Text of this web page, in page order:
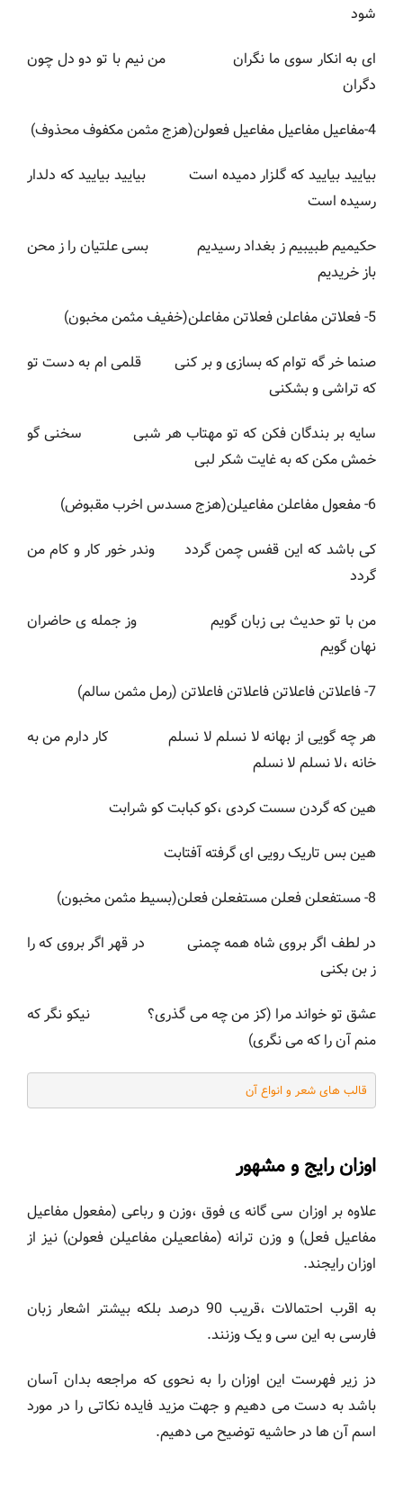
شود
ای به انکار سوی ما نگران من نیم با تو دو دل چون
دگران
4-مفاعیل مفاعیل مفاعیل فعولن(هزج مثمن مکفوف محذوف)
بیایید بیایید که گلزار دمیده است بیایید بیایید که دلدار
رسیده است
حکیمیم طبیبیم ز بغداد رسیدیم بسی علتیان را ز محن
باز خریدیم
5- فعلاتن مفاعلن فعلاتن مفاعلن(خفیف مثمن مخبون)
صنما خر گه توام که بسازی و بر کنی قلمی ام به دست تو
که تراشی و بشکنی
سایه بر بندگان فکن که تو مهتاب هر شبی سخنی گو
خمش مکن که به غایت شکر لبی
6- مفعول مفاعلن مفاعیلن(هزج مسدس اخرب مقبوض)
کی باشد که این قفس چمن گردد وندر خور کار و کام من
گردد
من با تو حدیث بی زبان گویم وز جمله ی حاضران
نهان گویم
7- فاعلاتن فاعلاتن فاعلاتن فاعلاتن (رمل مثمن سالم)
هر چه گویی از بهانه لا نسلم لا نسلم کار دارم من به
خانه ،لا نسلم لا نسلم
هین که گردن سست کردی ،کو کبابت کو شرابت
هین بس تاریک رویی ای گرفته آفتابت
8- مستفعلن فعلن مستفعلن فعلن(بسیط مثمن مخبون)
در لطف اگر بروی شاه همه چمنی در قهر اگر بروی که را
ز بن بکنی
عشق تو خواند مرا (کز من چه می گذری؟ نیکو نگر که
منم آن را که می نگری)
قالب های شعر و انواع آن
اوزان رایج و مشهور
علاوه بر اوزان سی گانه ی فوق ،وزن و رباعی (مفعول مفاعیل
مفاعیل فعل) و وزن ترانه (مفاععیلن مفاعیلن فعولن) نیز از
اوزان رایجند.
به اقرب احتمالات ،قریب 90 درصد بلکه بیشتر اشعار زبان
فارسی به این سی و یک وزنند.
دز زیر فهرست این اوزان را به نحوی که مراجعه بدان آسان
باشد به دست می دهیم و جهت مزید فایده نکاتی را در مورد
اسم آن ها در حاشیه توضیح می دهیم.